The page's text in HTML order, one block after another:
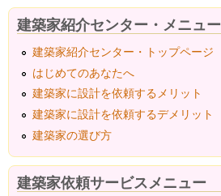
建築家紹介センター・メニュー
建築家紹介センター・トップページ
はじめてのあなたへ
建築家に設計を依頼するメリット
建築家に設計を依頼するデメリット
建築家の選び方
建築家依頼サービスメニュー